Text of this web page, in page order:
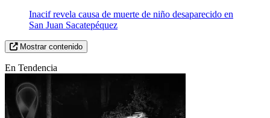
Inacif revela causa de muerte de niño desaparecido en
San Juan Sacatepéquez
Mostrar contenido
En Tendencia